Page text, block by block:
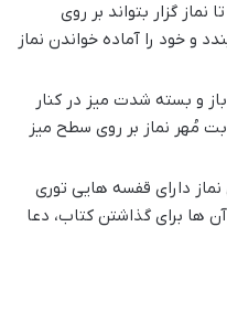
گزار بتواند بر روی
و خود را آماده خواندن نماز
و بسته شدت میز در کنار
مُهر نماز بر روی سطح میز
دارای قفسه هایی توری
ها برای گذاشتن کتاب، دعا